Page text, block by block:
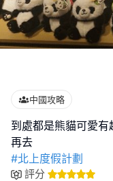
中國攻略
到處都是熊貓可愛
#北上度假計劃
評分